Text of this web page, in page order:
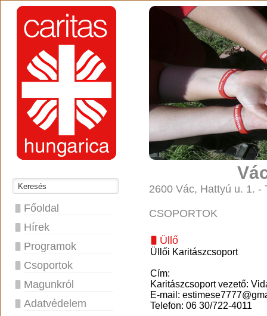
Főoldal
Hírek
Programok
Csoportok
Magunkról
Adatvédelem
2600 Vác, Hattyú u. 1. -
CSOPORTOK
Üllő
Üllői Karitászcsoport
Cím:
Karitászcsoport vezető:
E-mail:
Telefon: 06 30/722-4011